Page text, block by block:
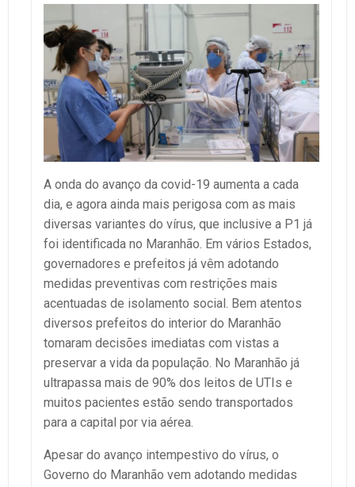
A onda do avanço da covid-19 aumenta a cada
dia, e agora ainda mais perigosa com as mais
diversas variantes do vírus, que inclusive a P1 já
foi identificada no Maranhão. Em vários Estados,
governadores e prefeitos já vêm adotando
medidas preventivas com restrições mais
acentuadas de isolamento social. Bem atentos
diversos prefeitos do interior do Maranhão
tomaram decisões imediatas com vistas a
preservar a vida da população. No Maranhão já
ultrapassa mais de 90% dos leitos de UTIs e
muitos pacientes estão sendo transportados
para a capital por via aérea.
Apesar do avanço intempestivo do vírus, o
Governo do Maranhão vem adotando medidas